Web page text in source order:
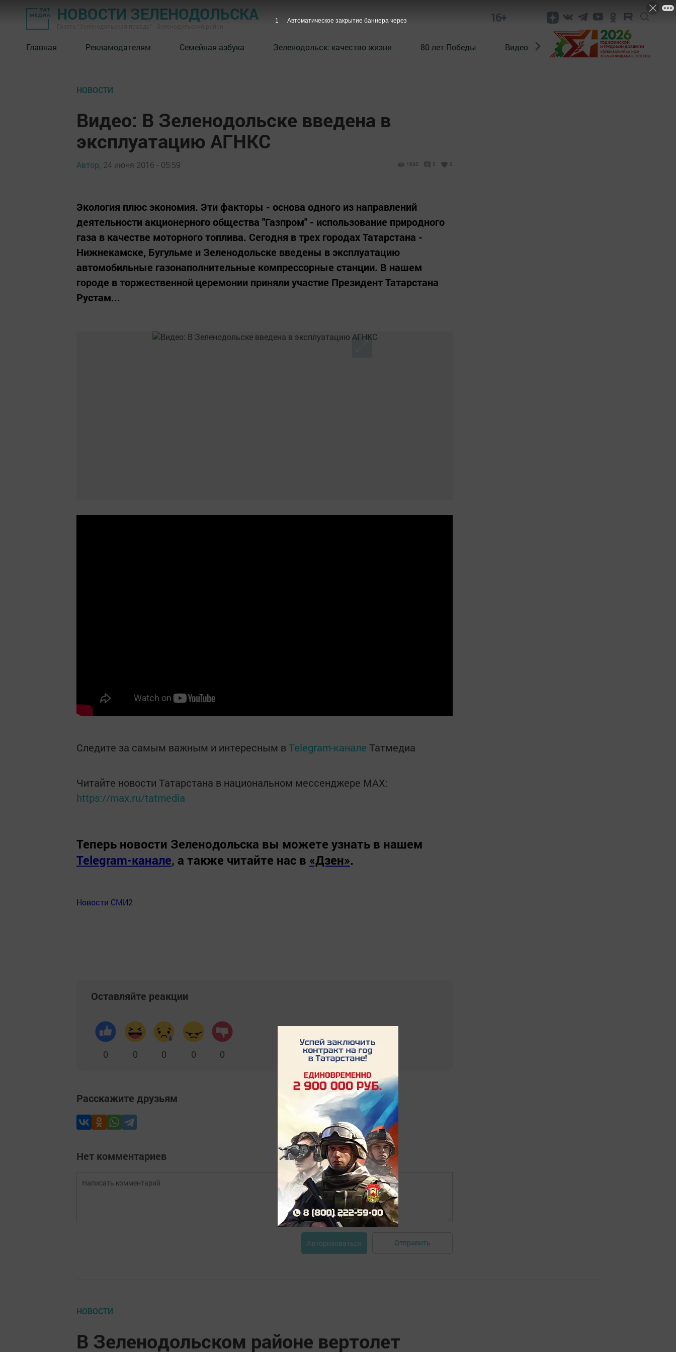
НОВОСТИ ЗЕЛЕНОДОЛЬСКА 16+
Главная Рекламодателям Семейная азбука ⁠Зеленодольск: качество жизни 80 лет Победы Видео Конкурсы ЭтноДети
НОВОСТИ
Видео: В Зеленодольске введена в
эксплуатацию АГНКС
Автор, 24 июня 2016 - 05:59 1630 0 0
Экология плюс экономия. Эти факторы - основа одного из направлений
деятельности акционерного общества "Газпром" - использование природного
газа в качестве моторного топлива. Сегодня в трех городах Татарстана -
Нижнекамске, Бугульме и Зеленодольске введены в эксплуатацию
автомобильные газонаполнительные компрессорные станции. В нашем
городе в торжественной церемонии приняли участие Президент Татарстана
Рустам...
Следите за самым важным и интересным в Telegram-канале Татмедиа
Читайте новости Татарстана в национальном мессенджере MАХ:
https://max.ru/tatmedia
Теперь новости Зеленодольска вы можете узнать в нашем
Telegram-канале, а также читайте нас в «Дзен».
Новости СМИ2
Оставляйте реакции
0 0 0 0 0
Расскажите друзьям
Нет комментариев
Авторизоваться Отправить
НОВОСТИ
В Зеленодольском районе вертолет
1 Автоматическое закрытие баннера через